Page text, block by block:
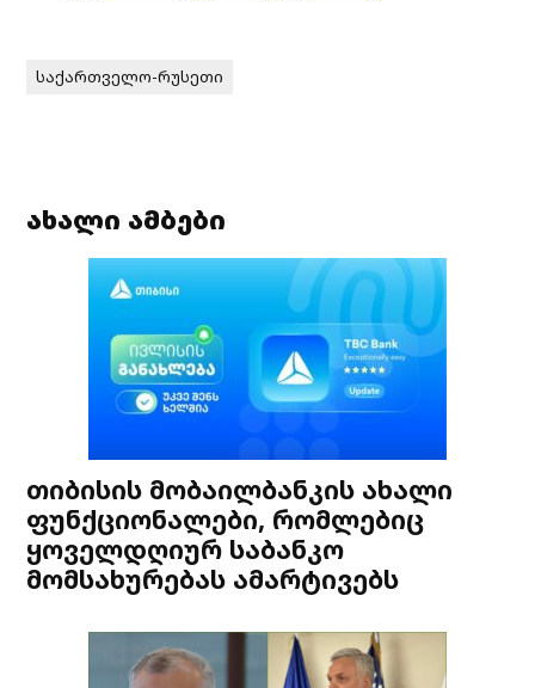
საქართველო-რუსეთი
ახალი ამბები
თიბისის მობაილბანკის ახალი
ფუნქციონალები, რომლებიც
ყოველდღიურ საბანკო
მომსახურებას ამარტივებს